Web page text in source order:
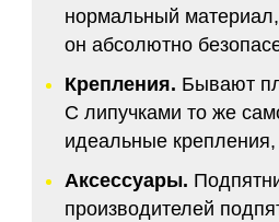
нормальный материал,
он абсолютно
Крепления. Бывают
С липучками то же
идеальные
Аксессуары.
производителей